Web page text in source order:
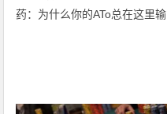
药：为什么你的ATo总在这里输